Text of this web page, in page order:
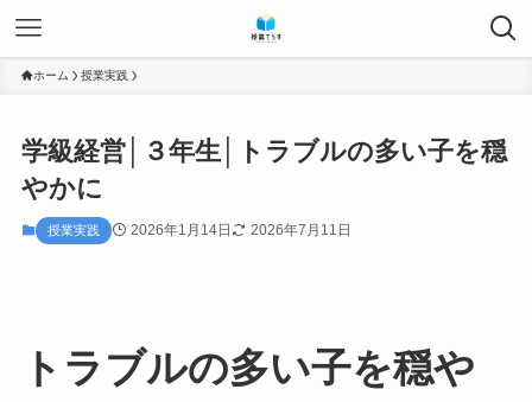
ホーム 授業実践
学級経営│３年生│トラブルの多い子を穏
やかに
授業実践 2026年1月14日 2026年7月11日
トラブルの多い子を穏や